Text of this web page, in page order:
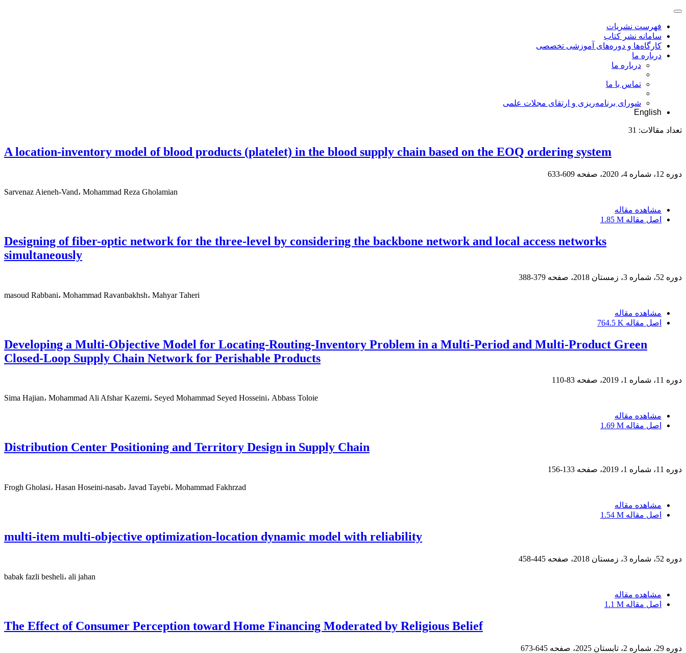
فهرست نشریات
سامانه نشر کتاب
کارگاه‌ها و دوره‌های آموزشی تخصصی
درباره ما
درباره ما
تماس با ما
شورای برنامه‌ریزی و ارتقای مجلات علمی
English
تعداد مقالات: 31
A location-inventory model of blood products (platelet) in the blood supply chain based on the EOQ ordering system
دوره 12، شماره 4، 2020، صفحه 609-633
Sarvenaz Aieneh-Vand، Mohammad Reza Gholamian
مشاهده مقاله
اصل مقاله 1.85 M
Designing of fiber-optic network for the three-level by considering the backbone network and local access networks
simultaneously
دوره 52، شماره 3، زمستان 2018، صفحه 379-388
masoud Rabbani، Mohammad Ravanbakhsh، Mahyar Taheri
مشاهده مقاله
اصل مقاله 764.5 K
Developing a Multi-Objective Model for Locating-Routing-Inventory Problem in a Multi-Period and Multi-Product Green
Closed-Loop Supply Chain Network for Perishable Products
دوره 11، شماره 1، 2019، صفحه 83-110
Sima Hajian، Mohammad Ali Afshar Kazemi، Seyed Mohammad Seyed Hosseini، Abbass Toloie
مشاهده مقاله
اصل مقاله 1.69 M
Distribution Center Positioning and Territory Design in Supply Chain
دوره 11، شماره 1، 2019، صفحه 133-156
Frogh Gholasi، Hasan Hoseini-nasab، Javad Tayebi، Mohammad Fakhrzad
مشاهده مقاله
اصل مقاله 1.54 M
multi-item multi-objective optimization-location dynamic model with reliability
دوره 52، شماره 3، زمستان 2018، صفحه 445-458
babak fazli besheli، ali jahan
مشاهده مقاله
اصل مقاله 1.1 M
The Effect of Consumer Perception toward Home Financing Moderated by Religious Belief
دوره 29، شماره 2، تابستان 2025، صفحه 645-673